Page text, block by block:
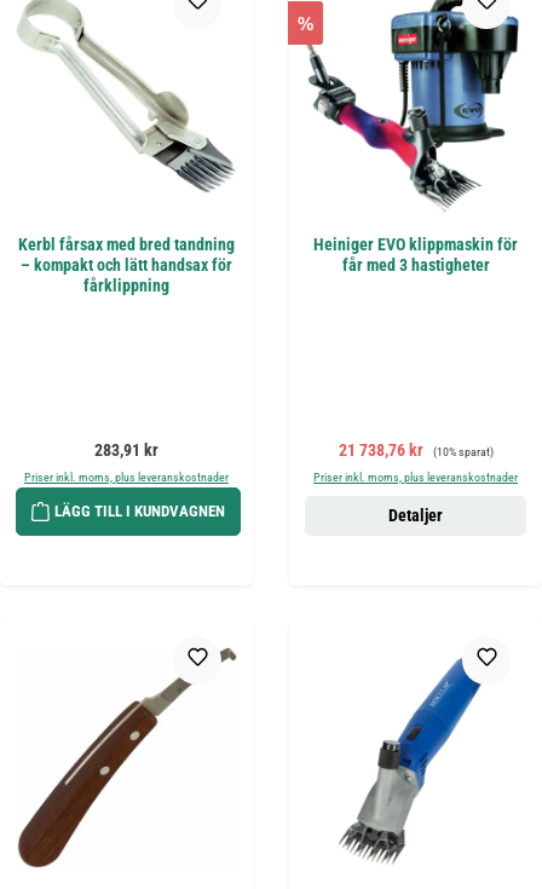
Kerbl fårsax med bred tandning
– kompakt och lätt handsax för
fårklippning
Ordinarie pris:
283,91 kr
Priser inkl. moms, plus leveranskostnader
LÄGG TILL I KUNDVAGNEN
%
Heiniger EVO klippmaskin för
får med 3 hastigheter
Försäljningspris:
21 738,76 kr Ordinarie pris:
(10% sparat)
Priser inkl. moms, plus leveranskostnader
Detaljer